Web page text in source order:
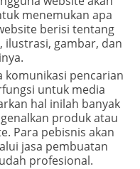
menemukan apa
berisi tentang
ilustrasi, gambar, dan
komunikasi pencarian
untuk media
hal inilah banyak
produk atau
Para pebisnis akan
jasa pembuatan
profesional.